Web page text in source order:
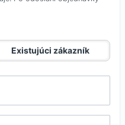
Existujúci zákazník